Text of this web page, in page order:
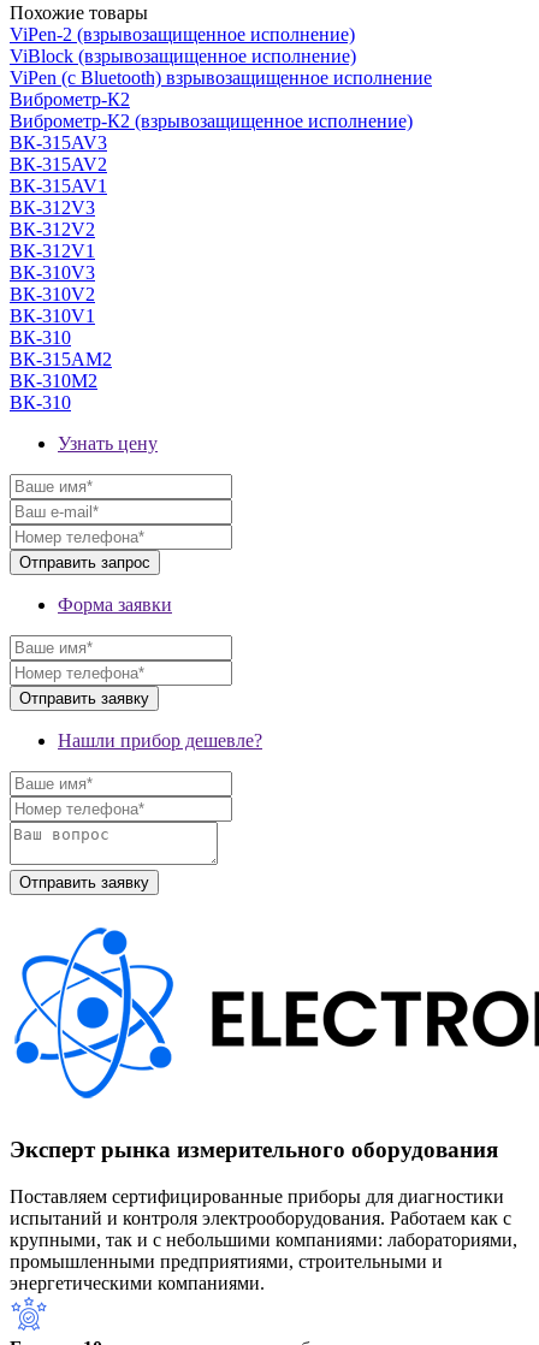
Похожие товары
ViPen-2 (взрывозащищенное исполнение)
ViBlock (взрывозащищенное исполнение)
ViPen (с Bluetooth) взрывозащищенное исполнение
Виброметр-К2
Виброметр-К2 (взрывозащищенное исполнение)
ВК-315AV3
ВК-315AV2
ВК-315AV1
ВК-312V3
ВК-312V2
ВК-312V1
ВК-310V3
ВК-310V2
ВК-310V1
ВК-310
ВК-315AМ2
ВК-310М2
ВК-310
Узнать цену
Форма заявки
Нашли прибор дешевле?
Эксперт рынка измерительного оборудования
Поставляем сертифицированные приборы для диагностики
испытаний и контроля электрооборудования. Работаем как с
крупными, так и с небольшими компаниями: лабораториями,
промышленными предприятиями, строительными и
энергетическими компаниями.